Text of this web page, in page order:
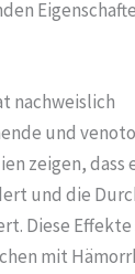
nachweislich
und
zeigen, dass
und die
Diese Effekte
mit